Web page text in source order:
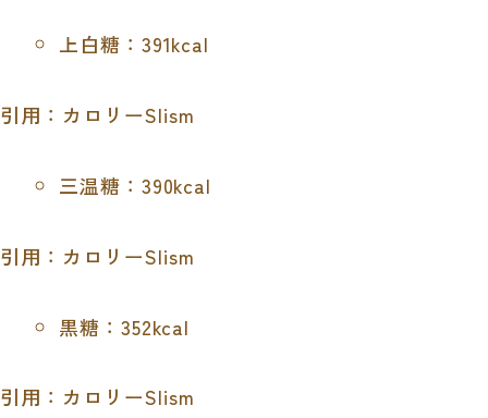
上白糖：391kcal
引用：カロリーSlism
三温糖：390kcal
引用：カロリーSlism
黒糖：352kcal
引用：カロリーSlism